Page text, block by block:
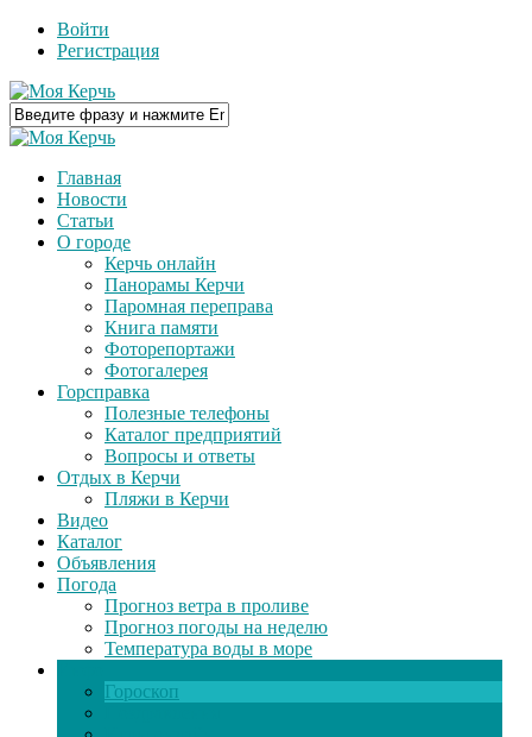
Войти
Регистрация
Главная
Новости
Статьи
О городе
Керчь онлайн
Панорамы Керчи
Паромная переправа
Книга памяти
Фоторепортажи
Фотогалерея
Горсправка
Полезные телефоны
Каталог предприятий
Вопросы и ответы
Отдых в Керчи
Пляжи в Керчи
Видео
Каталог
Объявления
Погода
Прогноз ветра в проливе
Прогноз погоды на неделю
Температура воды в море
Гороскоп